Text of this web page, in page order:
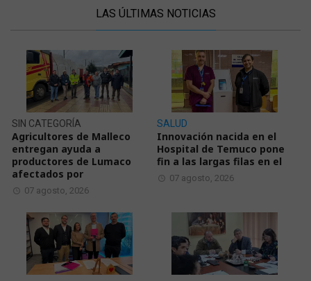
LAS ÚLTIMAS NOTICIAS
SIN CATEGORÍA
Agricultores de Malleco
entregan ayuda a
productores de Lumaco
afectados por
07 agosto, 2026
SALUD
Innovación nacida en el
Hospital de Temuco pone
fin a las largas filas en el
07 agosto, 2026